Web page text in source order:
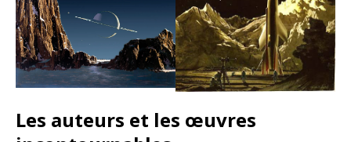
Les auteurs et les œuvres